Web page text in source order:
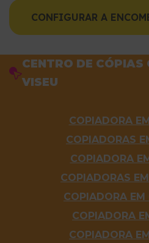
CONFIGURAR A
CENTRO DE CÓPIAS
VISEU
COPIADORA
COPIADORAS
COPIADORA
COPIADORAS
COPIADORA EM
COPIADORA
COPIADORA